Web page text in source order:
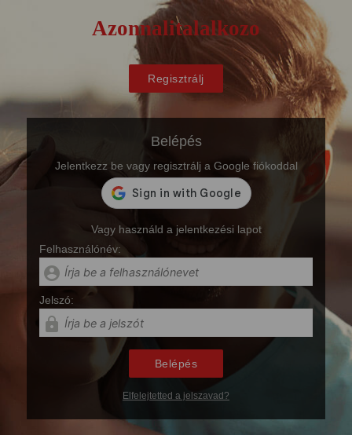
Azonnalitalalkozo
Regisztrálj
Belépés
Jelentkezz be vagy regisztrálj a Google fiókoddal
Vagy használd a jelentkezési lapot
Felhasználónév:
account_circle
Jelszó:
lock
Belépés
Elfelejtetted a jelszavad?